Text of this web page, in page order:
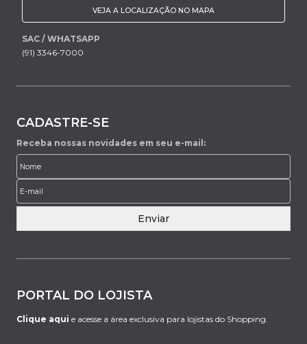
VEJA A LOCALIZAÇÃO NO MAPA
SAC / WHATSAPP
(91) 3346-7000
CADASTRE-SE
Receba nossas novidades em seu e-mail:
Enviar
PORTAL DO LOJISTA
Clique aqui e acesse a área exclusiva para lojistas do Shopping.